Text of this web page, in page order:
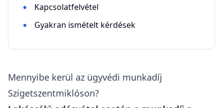
Kapcsolatfelvétel
Gyakran ismételt kérdések
Mennyibe kerül az ügyvédi munkadíj
Szigetszentmiklóson?